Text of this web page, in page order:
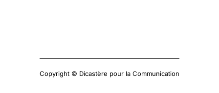
Copyright © Dicastère pour la Communication